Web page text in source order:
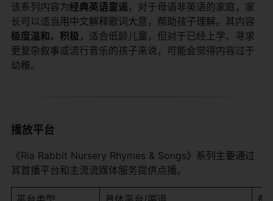
该系列内容为经典英语童谣 ，对于母语非英语的家庭，家
长可以适当用中文解释歌词大意，帮助孩子理解。其内容
极度温和、积极 ，适合低龄儿童，但对于已经上学、寻求
更复杂叙事或流行音乐的孩子来说，可能会觉得内容过于
幼稚。
播放平台
《Ria Rabbit Nursery Rhymes & Songs》系列主要通过
其首播平台和主流流媒体服务提供点播。